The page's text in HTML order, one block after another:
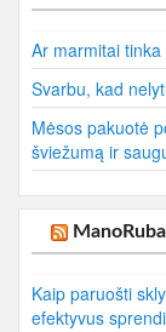
Ar marmitai
Svarbu, kad
Mėsos pakuotė
šviežumą ir
Kaip paruošti
efektyvus